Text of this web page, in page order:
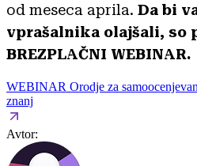
od meseca aprila. Da bi
vprašalnika olajšali, so
BREZPLAČNI WEBINAR.
WEBINAR Orodje za
znanj
Avtor: